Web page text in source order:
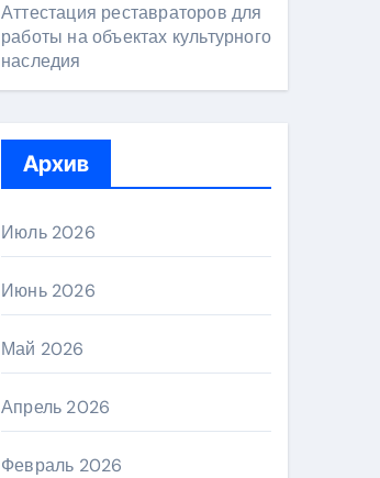
Аттестация реставраторов для
работы на объектах культурного
наследия
Архив
Июль 2026
Июнь 2026
Май 2026
Апрель 2026
Февраль 2026